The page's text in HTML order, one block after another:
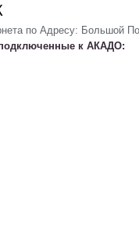
по Адресу: Большой
к АКАДО: